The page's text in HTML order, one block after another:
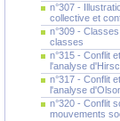
n°307 -
collective et
n°309 -
classes
n°315 - Conflit
l'analyse
n°317 - Conflit
l'analyse
n°320 - Conflit
mouvements